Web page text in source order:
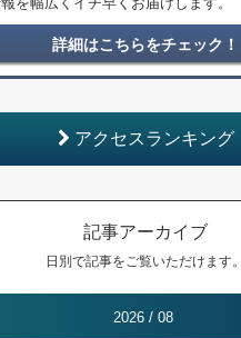
詳細はこちらをチェック！
アクセスランキング
記事アーカイブ
日別で記事をご覧いただけます。
2026 / 08